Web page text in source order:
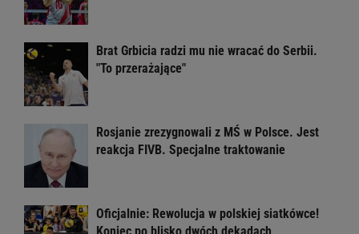
Brat Grbicia radzi mu nie wracać do Serbii.
"To przerażające"
Rosjanie zrezygnowali z MŚ w Polsce. Jest
reakcja FIVB. Specjalne traktowanie
Oficjalnie: Rewolucja w polskiej siatkówce!